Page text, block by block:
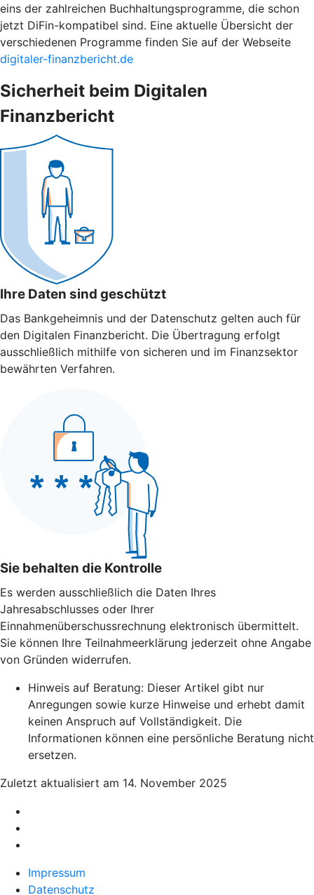
eins der zahlreichen Buchhaltungsprogramme, die schon
jetzt DiFin-kompatibel sind. Eine aktuelle Übersicht der
verschiedenen Programme finden Sie auf der Webseite
digitaler-finanzbericht.de
Sicherheit beim Digitalen
Finanzbericht
Ihre Daten sind geschützt
Das Bankgeheimnis und der Datenschutz gelten auch für
den Digitalen Finanzbericht. Die Übertragung erfolgt
ausschließlich mithilfe von sicheren und im Finanzsektor
bewährten Verfahren.
Sie behalten die Kontrolle
Es werden ausschließlich die Daten Ihres
Jahresabschlusses oder Ihrer
Einnahmenüberschussrechnung elektronisch übermittelt.
Sie können Ihre Teilnahmeerklärung jederzeit ohne Angabe
von Gründen widerrufen.
Hinweis auf Beratung: Dieser Artikel gibt nur
Anregungen sowie kurze Hinweise und erhebt damit
keinen Anspruch auf Vollständigkeit. Die
Informationen können eine persönliche Beratung nicht
ersetzen.
Zuletzt aktualisiert am 14. November 2025
Impressum
Datenschutz